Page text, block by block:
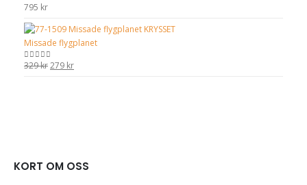
0out of 5
795 kr
Missade flygplanet
0out of 5
329kr Det
279 krDet
KORT OM OSS